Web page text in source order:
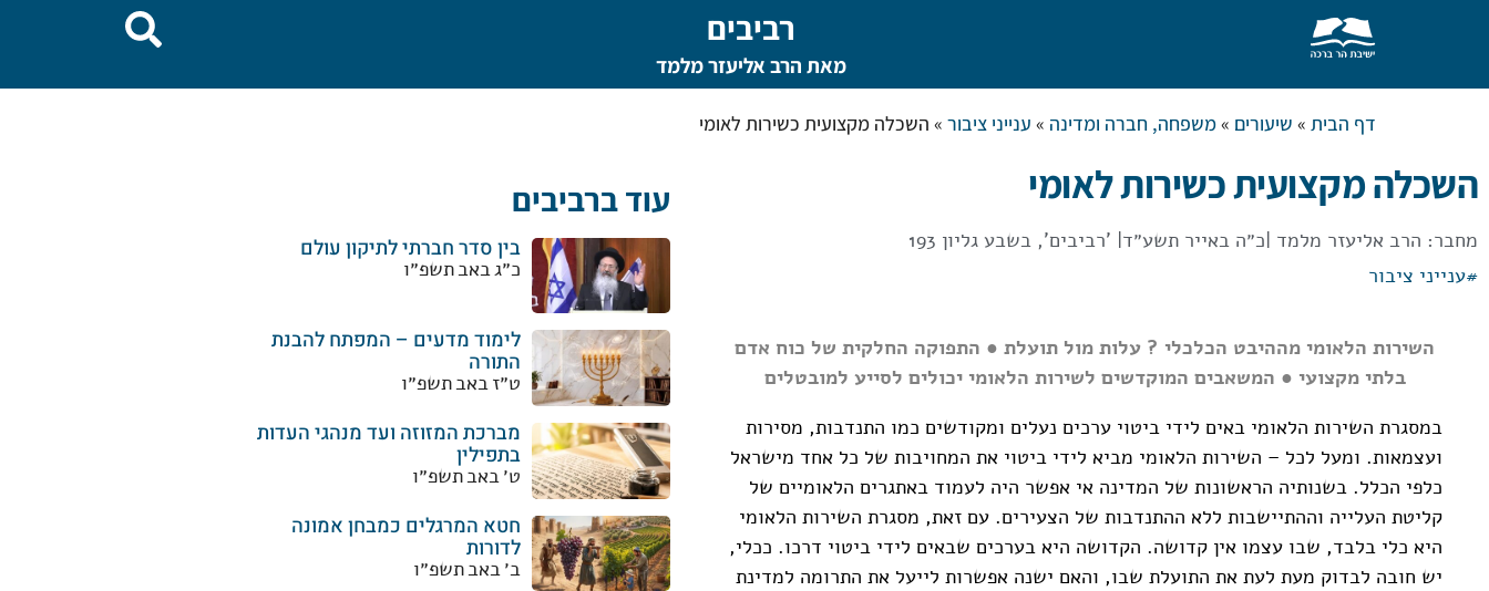
רביבים
מאת הרב אליעזר מלמד
דף הבית » שיעורים »משפחה, חברה ומדינה » ענייני ציבור » השכלה מקצועית כשירות לאומי
השכלה מקצועית כשירות לאומי
מחבר: הרב אליעזר מלמד |כ״ה באייר תשע״ד| 'רביבים', בשבע גליון 193
#ענייני ציבור
השירות הלאומי מההיבט הכלכלי ? עלות מול תועלת ● התפוקה החלקית של כוח אדם
בלתי מקצועי ● המשאבים המוקדשים לשירות הלאומי יכולים לסייע למובטלים
במסגרת השירות הלאומי באים לידי ביטוי ערכים נעלים ומקודשים כמו התנדבות, מסירות
ועצמאות. ומעל לכל – השירות הלאומי מביא לידי ביטוי את המחויבות של כל אחד מישראל
כלפי הכלל. בשנותיה הראשונות של המדינה אי אפשר היה לעמוד באתגרים הלאומיים של
קליטת העלייה וההתיישבות ללא ההתנדבות של הצעירים. עם זאת, מסגרת השירות הלאומי
היא כלי בלבד, שבו עצמו אין קדושה. הקדושה היא בערכים שבאים לידי ביטוי דרכו. ככלי,
יש חובה לבדוק מעת לעת את התועלת שבו, והאם ישנה אפשרות לייעל את התרומה למדינת
עוד ברביבים
בין סדר חברתי לתיקון עולם
כ״ג באב תשפ״ו
לימוד מדעים – המפתח להבנת
התורה
ט״ז באב תשפ״ו
מברכת המזוזה ועד מנהגי העדות
בתפילין
ט׳ באב תשפ״ו
חטא המרגלים כמבחן אמונה
לדורות
ב׳ באב תשפ״ו